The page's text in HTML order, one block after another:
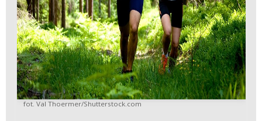
fot. Val Thoermer/Shutterstock.com